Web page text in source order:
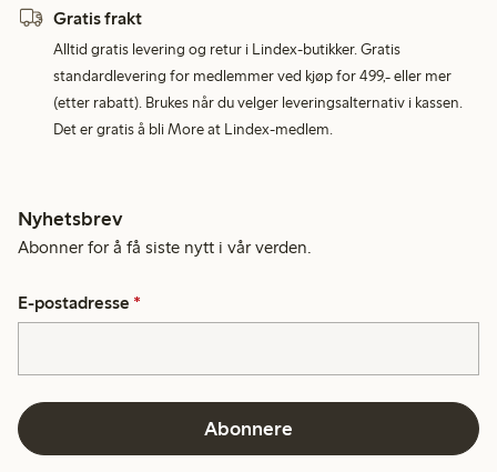
Gratis frakt
Alltid gratis levering og retur i Lindex-butikker. Gratis
standardlevering for medlemmer ved kjøp for 499,- eller mer
(etter rabatt). Brukes når du velger leveringsalternativ i kassen.
Det er gratis å bli More at Lindex-medlem.
Nyhetsbrev
Abonner for å få siste nytt i vår verden.
E-postadresse *
Abonnere